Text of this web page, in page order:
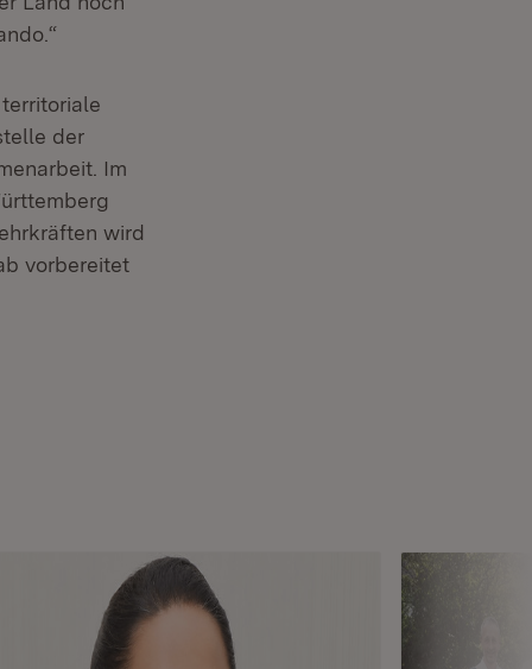
der
Im
wird
vorbereitet